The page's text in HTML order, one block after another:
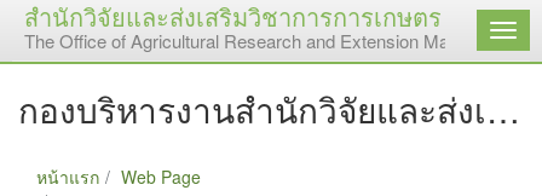
สำนักวิจัยและส่งเสริมวิชาการการเกษตร มหาวิท
The Office of Agricultural Research and Extension Maejo เมนู
กองบริหารงานสำนักวิจัยและส่งเสริมวิชาการการเกษตร
หน้าแรก
Web Page